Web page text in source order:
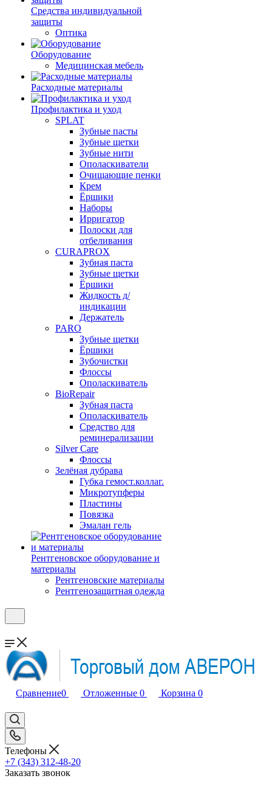
Средства индивидуальной
защиты
Оптика
Оборудование
Медицинская мебель
Расходные материалы
Профилактика и уход
SPLAT
Зубные пасты
Зубные щетки
Зубные нити
Ополаскиватели
Очищающие пенки
Крем
Ёршики
Наборы
Ирригатор
Полоски для
отбеливания
CURAPROX
Зубная паста
Зубные щетки
Ёршики
Жидкость д/
индикации
Держатель
PARO
Зубные щетки
Ёршики
Зубочистки
Флоссы
Ополаскиватель
BioRepair
Зубная паста
Ополаскиватель
Средство для
реминерализации
Silver Care
Флоссы
Зелёная дубрава
Губка гемост.коллаг.
Микротупферы
Пластины
Повязка
Эмалан гель
Рентгеновское оборудование и
материалы
Рентгеновские материалы
Рентгенозащитная одежда
Сравнение0 Отложенные 0 Корзина 0
Телефоны
+7 (343) 312-48-20
Заказать звонок